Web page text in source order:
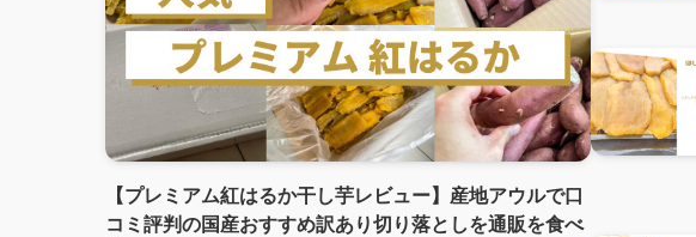
【プレミアム紅はるか干し芋レビュー】産地アウルで口
コミ評判の国産おすすめ訳あり切り落としを通販を食べ